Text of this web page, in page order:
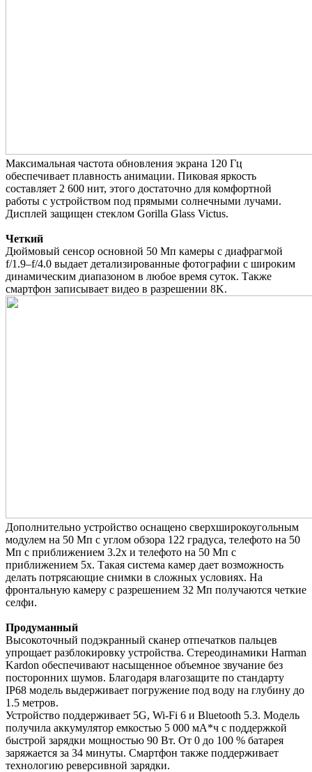
Максимальная частота обновления экрана 120 Гц
обеспечивает плавность анимации. Пиковая яркость
составляет 2 600 нит, этого достаточно для комфортной
работы с устройством под прямыми солнечными лучами.
Дисплей защищен стеклом Gorilla Glass Victus.
Четкий
Дюймовый сенсор основной 50 Мп камеры с диафрагмой
f/1.9–f/4.0 выдает детализированные фотографии с широким
динамическим диапазоном в любое время суток. Также
смартфон записывает видео в разрешении 8K.
Дополнительно устройство оснащено сверхширокоугольным
модулем на 50 Мп с углом обзора 122 градуса, телефото на 50
Мп с приближением 3.2x и телефото на 50 Мп с
приближением 5x. Такая система камер дает возможность
делать потрясающие снимки в сложных условиях. На
фронтальную камеру с разрешением 32 Мп получаются четкие
селфи.
Продуманный
Высокоточный подэкранный сканер отпечатков пальцев
упрощает разблокировку устройства. Стереодинамики Harman
Kardon обеспечивают насыщенное объемное звучание без
посторонних шумов. Благодаря влагозащите по стандарту
IP68 модель выдерживает погружение под воду на глубину до
1.5 метров.
Устройство поддерживает 5G, Wi-Fi 6 и Bluetooth 5.3. Модель
получила аккумулятор емкостью 5 000 мА*ч с поддержкой
быстрой зарядки мощностью 90 Вт. От 0 до 100 % батарея
заряжается за 34 минуты. Смартфон также поддерживает
технологию реверсивной зарядки.